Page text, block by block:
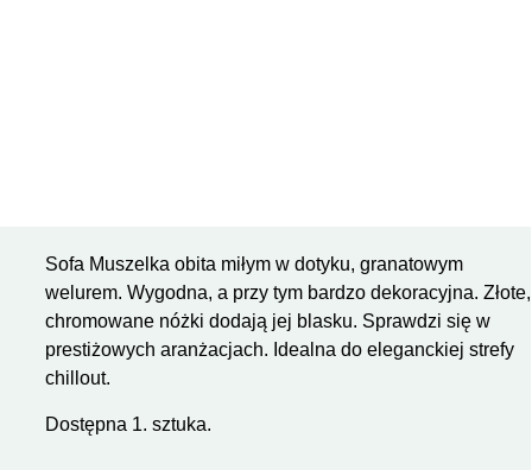
Sofa Muszelka obita miłym w dotyku, granatowym
welurem. Wygodna, a przy tym bardzo dekoracyjna. Złote,
chromowane nóżki dodają jej blasku. Sprawdzi się w
prestiżowych aranżacjach. Idealna do eleganckiej strefy
chillout.
Dostępna 1. sztuka.